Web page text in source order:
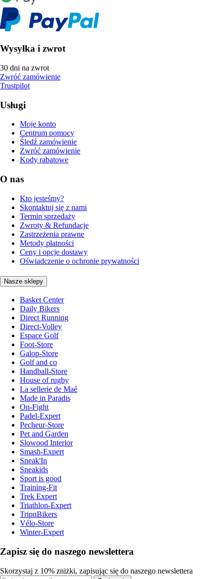
Wysyłka i zwrot
30 dni na zwrot
Zwróć zamówienie
Trustpilot
Usługi
Moje konto
Centrum pomocy
Śledź zamówienie
Zwróć zamówienie
Kody rabatowe
O nas
Kto jesteśmy?
Skontaktuj się z nami
Termin sprzedaży
Zwroty & Refundacje
Zastrzeżenia prawne
Metody płatności
Ceny i opcje dostawy
Oświadczenie o ochronie prywatności
Nasze sklepy
Basket Center
Daily Bikers
Direct Running
Direct-Volley
Espace Golf
Foot-Store
Galop-Store
Golf and co
Handball-Store
House of rugby
La sellerie de Maé
Made in Paradis
On-Fight
Padel-Expert
Pecheur-Store
Pet and Garden
Slowood Interior
Smash-Expert
Sneak'In
Sneakids
Sport is good
Training-Fit
Trek Expert
Triathlon-Expert
TripnBikers
Vélo-Store
Winter-Expert
Zapisz się do naszego newslettera
Skorzystaj z 10% zniżki, zapisując się do naszego newslettera